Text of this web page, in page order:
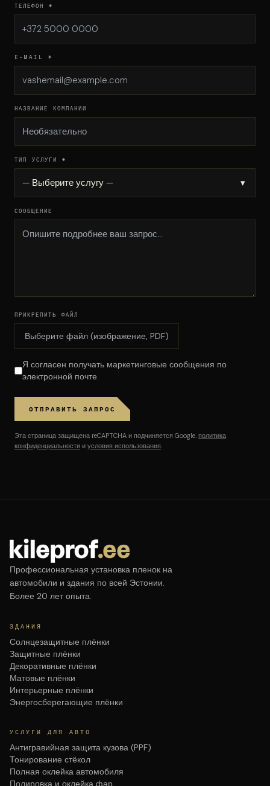
ТЕЛЕФОН *
E-MAIL *
НАЗВАНИЕ КОМПАНИИ
ТИП УСЛУГИ *
— Выберите услугу — ▾
СООБЩЕНИЕ
ПРИКРЕПИТЬ ФАЙЛ
Выберите файл (изображение, PDF)
Я согласен получать маркетинговые сообщения по
электронной почте.
ОТПРАВИТЬ ЗАПРОС
Эта страница защищена reCAPTCHA и подчиняется Google. политика
конфиденциальности и условия использования.
Профессиональная установка пленок на
автомобили и здания по всей Эстонии.
Более 20 лет опыта.
ЗДАНИЯ
Солнцезащитные плёнки
Защитные плёнки
Декоративные плёнки
Матовые плёнки
Интерьерные плёнки
Энергосберегающие плёнки
УСЛУГИ ДЛЯ АВТО
Антигравийная защита кузова (PPF)
Тонирование стёкол
Полная оклейка автомобиля
Полировка и оклейка фар